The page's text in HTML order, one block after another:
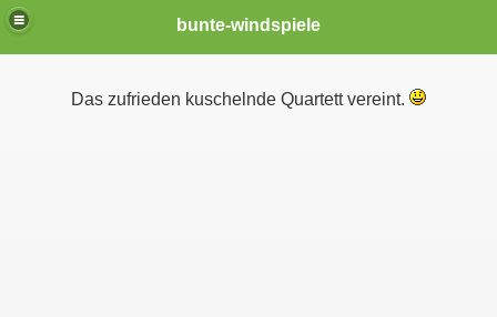
bunte-windspiele
Das zufrieden kuschelnde Quartett vereint.